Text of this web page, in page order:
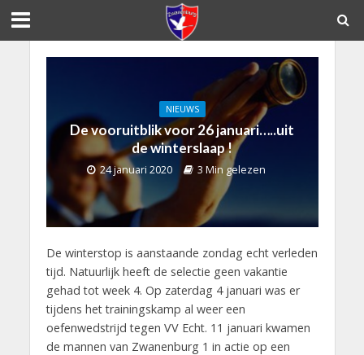
NIEUWS
De vooruitblik voor 26 januari…..uit
de winterslaap !
24 januari 2020 3 Min gelezen
De winterstop is aanstaande zondag echt verleden
tijd. Natuurlijk heeft de selectie geen vakantie
gehad tot week 4. Op zaterdag 4 januari was er
tijdens het trainingskamp al weer een
oefenwedstrijd tegen VV Echt. 11 januari kwamen
de mannen van Zwanenburg 1 in actie op een